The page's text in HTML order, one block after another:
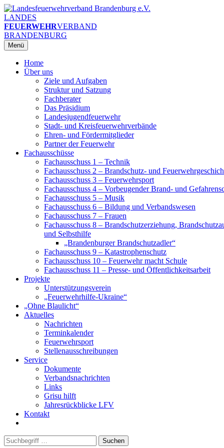
Zum
Inhalt
springen
LANDES
FEUERWEHRVERBAND
BRANDENBURG
Menü
Home
Über uns
Ziele und Aufgaben
Struktur und Satzung
Fachberater
Das Präsidium
Landesjugendfeuerwehr
Stadt- und Kreisfeuerwehrverbände
Ehren- und Fördermitglieder
Partner der Feuerwehr
Fachausschüsse
Fachausschuss 1 – Technik
Fachausschuss 2 – Brandschutz- und
Fachausschuss 3 – Feuerwehrsport
Fachausschuss 4 – Vorbeugender Brand- und
Fachausschuss 5 – Musik
Fachausschuss 6 – Bildung und Verbandswesen
Fachausschuss 7 – Frauen
Fachausschuss 8 – Brandschutzerziehung,
und Selbsthilfe
„Brandenburger Brandschutzadler“
Fachausschuss 9 – Katastrophenschutz
Fachausschuss 10 – Feuerwehr macht Schule
Fachausschuss 11 – Presse- und Öffentlichkeitsarbeit
Projekte
Unterstützungsverein
„Feuerwehrhilfe-Ukraine“
„Ohne Blaulicht“
Aktuelles
Nachrichten
Terminkalender
Feuerwehrsport
Stellenausschreibungen
Service
Dokumente
Verbandsnachrichten
Links
Grisu hilft
Jahresrückblicke LFV
Kontakt
Suchen